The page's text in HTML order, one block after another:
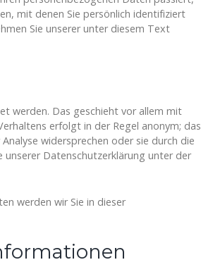
mit denen Sie persönlich identifiziert
Sie unserer unter diesem Text
werden. Das geschieht vor allem mit
erfolgt in der Regel anonym; das
widersprechen oder sie durch die
Datenschutzerklärung unter der
werden wir Sie in dieser